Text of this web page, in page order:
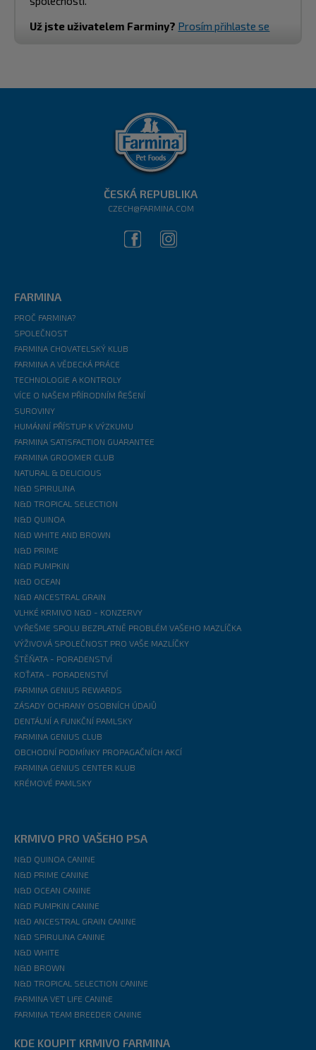
Už jste uživatelem Farminy? Prosím přihlaste se
ČESKÁ REPUBLIKA
CZECH@FARMINA.COM
FARMINA
PROČ FARMINA?
SPOLEČNOST
FARMINA CHOVATELSKÝ KLUB
FARMINA A VĚDECKÁ PRÁCE
TECHNOLOGIE A KONTROLY
VÍCE O NAŠEM PŘÍRODNÍM ŘEŠENÍ
SUROVINY
HUMÁNNÍ PŘÍSTUP K VÝZKUMU
FARMINA SATISFACTION GUARANTEE
FARMINA GROOMER CLUB
NATURAL & DELICIOUS
N&D SPIRULINA
N&D TROPICAL SELECTION
N&D QUINOA
N&D WHITE AND BROWN
N&D PRIME
N&D PUMPKIN
N&D OCEAN
N&D ANCESTRAL GRAIN
VLHKÉ KRMIVO N&D - KONZERVY
VYŘEŠME SPOLU BEZPLATNĚ PROBLÉM VAŠEHO MAZLÍČKA
VÝŽIVOVÁ SPOLEČNOST PRO VAŠE MAZLÍČKY
ŠTĚŇATA - PORADENSTVÍ
KOŤATA - PORADENSTVÍ
FARMINA GENIUS REWARDS
ZÁSADY OCHRANY OSOBNÍCH ÚDAJŮ
DENTÁLNÍ A FUNKČNÍ PAMLSKY
FARMINA GENIUS CLUB
OBCHODNÍ PODMÍNKY PROPAGAČNÍCH AKCÍ
FARMINA GENIUS CENTER KLUB
KRÉMOVÉ PAMLSKY
KRMIVO PRO VAŠEHO PSA
N&D QUINOA CANINE
N&D PRIME CANINE
N&D OCEAN CANINE
N&D PUMPKIN CANINE
N&D ANCESTRAL GRAIN CANINE
N&D SPIRULINA CANINE
N&D WHITE
N&D BROWN
N&D TROPICAL SELECTION CANINE
FARMINA VET LIFE CANINE
FARMINA TEAM BREEDER CANINE
KDE KOUPIT KRMIVO FARMINA